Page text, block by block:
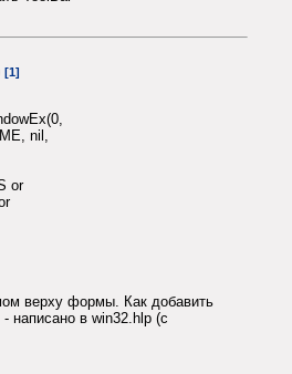
[1]
nil,
or
верху формы. Как добавить
- написано в win32.hlp (с